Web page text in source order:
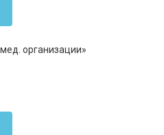
организации»